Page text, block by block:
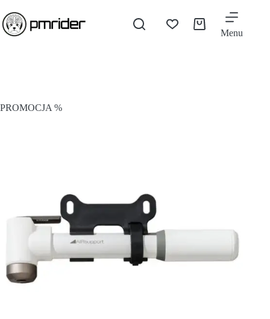
Menu
PROMOCJA %